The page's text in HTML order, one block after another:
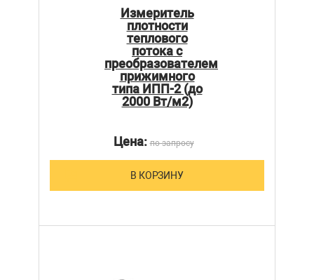
Измеритель
плотности
теплового
потока с
преобразователем
прижимного
типа ИПП-2 (до
2000 Вт/м2)
Цена:по запросу
В КОРЗИНУ